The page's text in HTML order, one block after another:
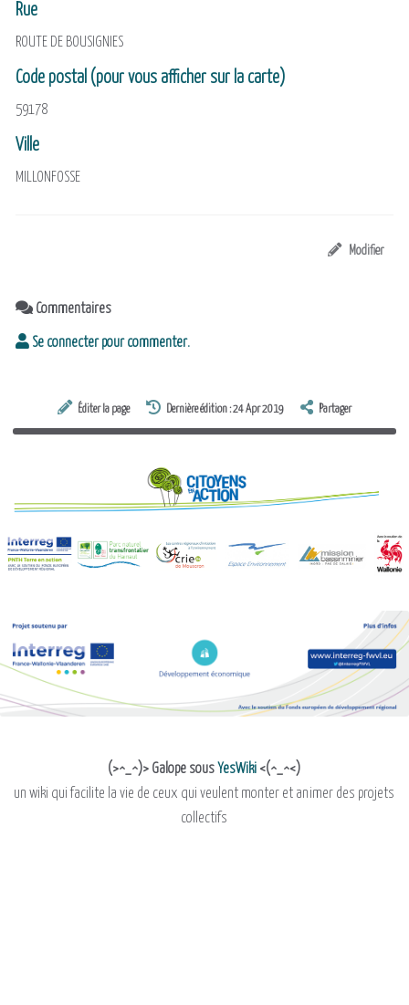
Rue
ROUTE DE BOUSIGNIES
Code postal (pour vous afficher sur la carte)
59178
Ville
MILLONFOSSE
Modifier
Commentaires
Se connecter pour commenter.
Éditer la page Dernière édition : 24 Apr 2019 Partager
(>^_^)> Galope sous YesWiki <(^_^<)
un wiki qui facilite la vie de ceux qui veulent monter et animer des projets
collectifs